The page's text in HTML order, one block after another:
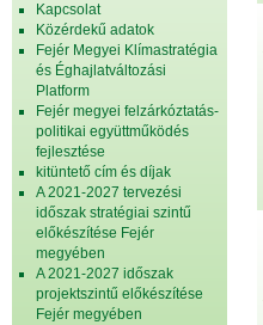
Kapcsolat
Közérdekű adatok
Fejér Megyei Klímastratégia
és Éghajlatváltozási
Platform
Fejér megyei felzárkóztatás-
politikai együttműködés
fejlesztése
kitüntető cím és díjak
A 2021-2027 tervezési
időszak stratégiai szintű
előkészítése Fejér
megyében
A 2021-2027 időszak
projektszintű előkészítése
Fejér megyében